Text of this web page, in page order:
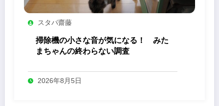
スタパ齋藤
掃除機の小さな音が気になる！ みた
まちゃんの終わらない調査
2026年8月5日